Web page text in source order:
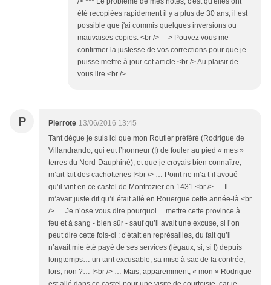
été recopiées rapidement il y a plus de 30 ans, il est
possible que j'ai commis quelques inversions ou
mauvaises copies. <br /> ---> Pouvez vous me
confirmer la justesse de vos corrections pour que je
puisse mettre à jour cet article.<br /> Au plaisir de
vous lire.<br /> .
P Pierrote 13/06/2016 13:45
Tant déçue je suis ici que mon Routier préféré (Rodrigue de
Villandrando, qui eut l’honneur (!) de fouler au pied « mes »
terres du Nord-Dauphiné), et que je croyais bien connaître,
m’ait fait des cachotteries !<br /> … Point ne m’a t-il avoué
qu’il vint en ce castel de Montrozier en 1431.<br /> … Il
m’avait juste dit qu’il était allé en Rouergue cette année-là.<br
/> … Je n’ose vous dire pourquoi… mettre cette province à
feu et à sang - bien sûr - sauf qu’il avait une excuse, si l’on
peut dire cette fois-ci : c’était en représailles, du fait qu’il
n’avait mie été payé de ses services (légaux, si, si !) depuis
longtemps… un tant excusable, sa mise à sac de la contrée,
lors, non ?… !<br /> … Mais, apparemment, « mon » Rodrigue